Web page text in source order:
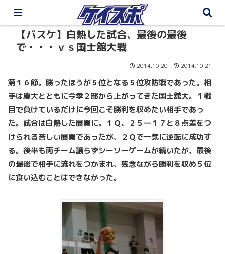
【バスケ】白熱した試合、最後の最後
で・・・ｖｓ国士舘大戦
2014.10.20 2014.10.21
第１６節。勝ったほうが５位となる５位攻防戦であった。相
手は慶大とともに今季２部から上がってきた国士舘大。１戦
目で負けているだけに今回こそ勝利を収めたい相手であっ
た。試合は白熱した展開に。１Ｑ、２５―１７と８点差をつ
けられる苦しい展開であったが、２Ｑで一気に逆転に成功す
る。後半も両チーム譲らずシーソーゲームが続いたが、最後
の最後で相手に流れをつかまれ、残念ながら勝利を収め５位
に食い込むことはできなかった。